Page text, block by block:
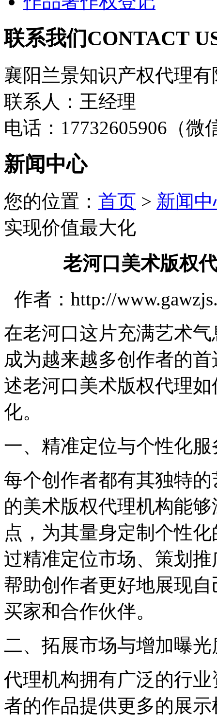
联系我们CONTACT
襄阳兰景知识产权代理有
联系人：王经理
电话：17732605906（微
新闻中心
您的位置： 首页 > 新闻
实现价值最大化
老河口美术版权
作者：http://
在老河口这片充满艺术
成为越来越多创作者的
述老河口美术版权代理
化。
一、精准定位与个性化服
每个创作者都有其独特
的美术版权代理机构能
点，为其量身定制个性化
过精准定位市场、策划
帮助创作者更好地展现
买家和合作伙伴。
二、拓展市场与增加曝光
代理机构拥有广泛的行
者的作品提供更多的展